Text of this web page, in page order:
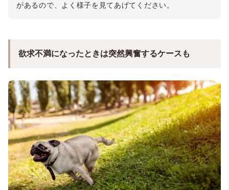
があるので、よく様子を見てあげてください。
欲求不満になったときは突然興奮するケースも